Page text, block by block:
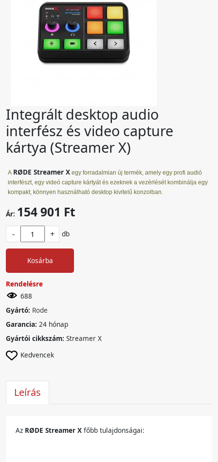
Integrált desktop audio
interfész és video capture
kártya (Streamer X)
A RØDE Streamer X egy forradalmian új termék, amely egy profi audió
interfészt, egy videó capture kártyát és ezeknek a vezérlését kombinálja egy
kompakt, könnyen használható desktop kivitelű konzolban.
Ár: 154 901 Ft
- + db
Kosárba
Rendelésre
688
Gyártó: Rode
Garancia: 24 hónap
Gyártói cikkszám: Streamer X
Kedvencek
Leírás
Az RØDE Streamer X főbb tulajdonságai: